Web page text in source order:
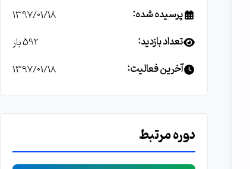
پرسیده شده: 1397/01/18
تعداد بازدید: 592 بار
آخرین فعالیت: 1397/01/18
دوره مرتبط